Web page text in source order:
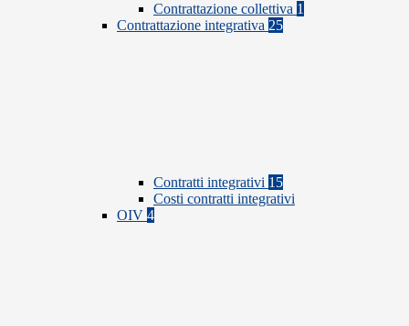
Contrattazione collettiva 1
Contrattazione integrativa 25
Contratti integrativi 15
Costi contratti integrativi
OIV 4